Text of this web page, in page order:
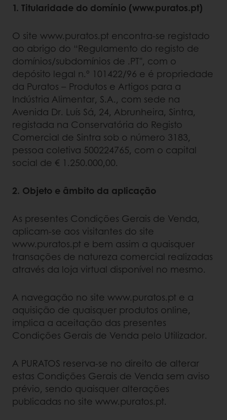
1. Titularidade do domínio (www.puratos.pt)
O site www.puratos.pt encontra-se registado
ao abrigo do “Regulamento do registo de
domínios/subdomínios de .PT", com o
depósito legal n.º 101422/96 e é propriedade
da Puratos – Produtos e Artigos para a
Indústria Alimentar, S.A., com sede na
Avenida Dr. Luís Sá, 24, Abrunheira, Sintra,
registada na Conservatória do Registo
Comercial de Sintra sob o número 3183,
pessoa coletiva 500224765, com o capital
social de € 1.250.000,00.
2. Objeto e âmbito da aplicação
As presentes Condições Gerais de Venda,
aplicam-se aos visitantes do site
www.puratos.pt e bem assim a quaisquer
transações de natureza comercial realizadas
através da loja virtual disponível no mesmo.
A navegação no site www.puratos.pt e a
aquisição de quaisquer produtos online,
implica a aceitação das presentes
Condições Gerais de Venda pelo Utilizador.
A PURATOS reserva-se no direito de alterar
estas Condições Gerais de Venda sem aviso
prévio, sendo quaisquer alterações
publicadas no site www.puratos.pt.